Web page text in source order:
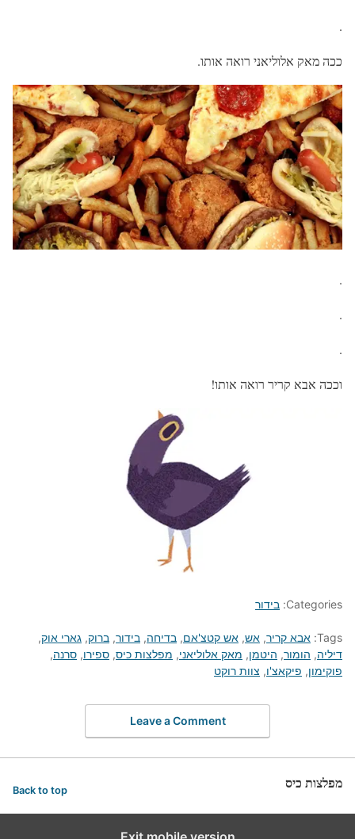
.
ככה מאק אלוליאני רואה אותו.
.
.
.
וככה אבא קריר רואה אותו!
Categories: בידור
Tags: אבא קריר, אש, אש קטצ'אם, בדיחה, בידור, ברוק, גארי אוק,
דיליה, הומור, היטמן, מאק אלוליאני, מפלצות כיס, ספירו, סרנה,
פוקימון, פיקאצ'ו, צוות רוקט
Leave a Comment
מפלצות כיס Back to top